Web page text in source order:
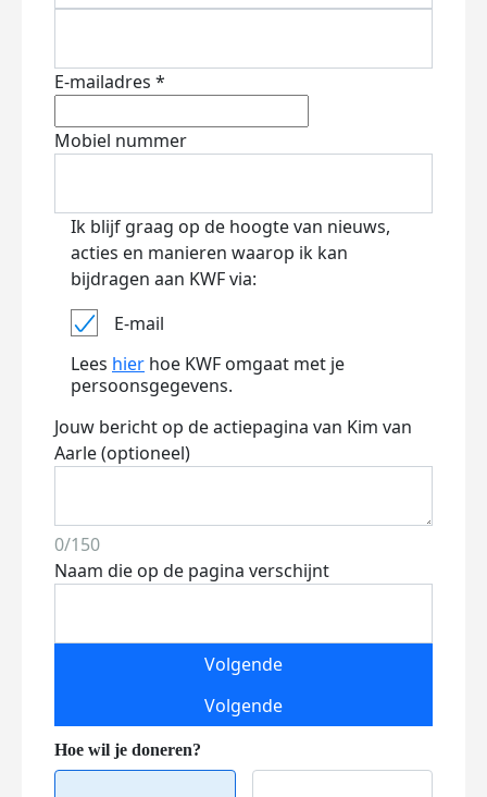
E-mailadres *
Mobiel nummer
Ik blijf graag op de hoogte van nieuws,
acties en manieren waarop ik kan
bijdragen aan KWF via:
E-mail
Lees hier hoe KWF omgaat met je
persoonsgegevens.
Jouw bericht op de actiepagina van Kim van
Aarle (optioneel)
0/150
Naam die op de pagina verschijnt
Volgende
Volgende